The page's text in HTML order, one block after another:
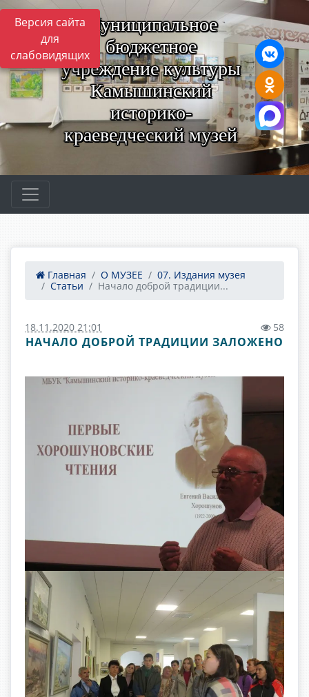
Версия сайта
для
слабовидящих
Муниципальное
бюджетное
учреждение культуры
Камышинский
историко-
краеведческий музей
Главная О МУЗЕЕ
07. Издания музея
Статьи
Начало доброй традиции...
18.11.2020 21:01 58
НАЧАЛО ДОБРОЙ ТРАДИЦИИ ЗАЛОЖЕНО